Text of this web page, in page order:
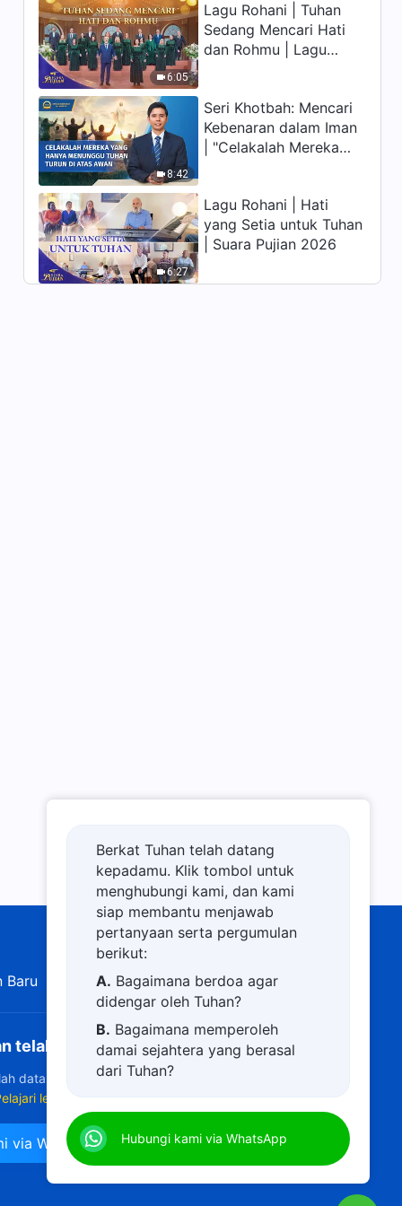
38:33
Firman Tuhan | "Tuhan itu
Sendiri, Tuhan yang Unik X:
Tuhan adalah Sumber
Kehidupan bagi Segala
Sesuatu (IV)" (Bagian Empat)
memiliki hidup yang
kekal"?
6:05
Lagu Rohani | Tuhan
Sedang Mencari Hati
dan Rohmu | Lagu
8:42
Seri Khotbah: Mencari
Kebenaran dalam Iman
| "Celakalah Mereka
Awan"
6:27
Lagu Rohani | Hati
yang Setia untuk Tuhan
| Suara Pujian 2026
Baru Pameran Gambar Tentang Kami
telah datang
datang ke bumi! Apakah Anda ingin masuk ke dalam
lebih lanjut
via WhatsApp
Berkat Tuhan telah datang
kepadamu. Klik tombol untuk
menghubungi kami, dan kami
siap membantu menjawab
pertanyaan serta pergumulan
berikut:
A. Bagaimana berdoa agar
didengar oleh Tuhan?
B. Bagaimana memperoleh
damai sejahtera yang berasal
dari Tuhan?
D.
Belajar firman Tuhan dan
semakin dekat kepada Tuhan.
Hubungi kami via WhatsApp